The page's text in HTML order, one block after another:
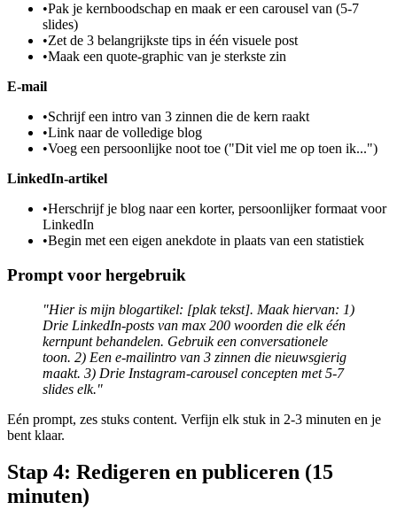
•Pak je kernboodschap en maak er een carousel van (5-7
slides)
•Zet de 3 belangrijkste tips in één visuele post
•Maak een quote-graphic van je sterkste zin
E-mail
•Schrijf een intro van 3 zinnen die de kern raakt
•Link naar de volledige blog
•Voeg een persoonlijke noot toe ("Dit viel me op toen ik...")
LinkedIn-artikel
•Herschrijf je blog naar een korter, persoonlijker formaat voor
LinkedIn
•Begin met een eigen anekdote in plaats van een statistiek
Prompt voor hergebruik
"Hier is mijn blogartikel: [plak tekst]. Maak hiervan: 1)
Drie LinkedIn-posts van max 200 woorden die elk één
kernpunt behandelen. Gebruik een conversationele
toon. 2) Een e-mailintro van 3 zinnen die nieuwsgierig
maakt. 3) Drie Instagram-carousel concepten met 5-7
slides elk."
Eén prompt, zes stuks content. Verfijn elk stuk in 2-3 minuten en je
bent klaar.
Stap 4: Redigeren en publiceren (15
minuten)